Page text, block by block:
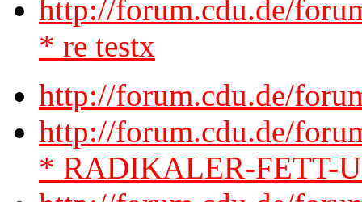
http://forum.cdu.de/
* re testx
http://forum.cdu.de/
http://forum.cdu.de/
* RADIKALER-FETT-